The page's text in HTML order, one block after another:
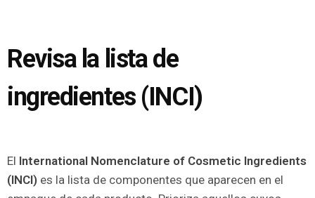
Revisa la lista de
ingredientes (INCI)
El International Nomenclature of Cosmetic Ingredients
(INCI) es la lista de componentes que aparecen en el